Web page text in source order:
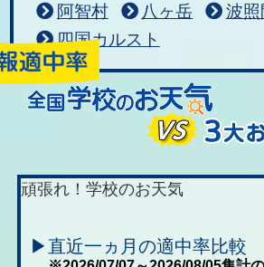
阿智村
八ヶ岳
波照
四国カルスト
頑張れ！学校のお天気
▶直近一ヵ月の適中率比較